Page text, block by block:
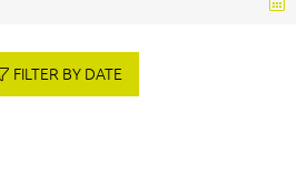
FILTER BY DATE